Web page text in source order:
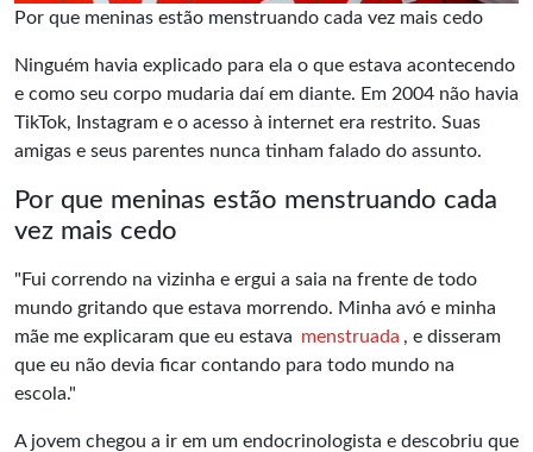
Por que meninas estão menstruando cada vez mais cedo
Ninguém havia explicado para ela o que estava acontecendo
e como seu corpo mudaria daí em diante. Em 2004 não havia
TikTok, Instagram e o acesso à internet era restrito. Suas
amigas e seus parentes nunca tinham falado do assunto.
Por que meninas estão menstruando cada
vez mais cedo
"Fui correndo na vizinha e ergui a saia na frente de todo
mundo gritando que estava morrendo. Minha avó e minha
mãe me explicaram que eu estava menstruada , e disseram
que eu não devia ficar contando para todo mundo na
escola."
A jovem chegou a ir em um endocrinologista e descobriu que